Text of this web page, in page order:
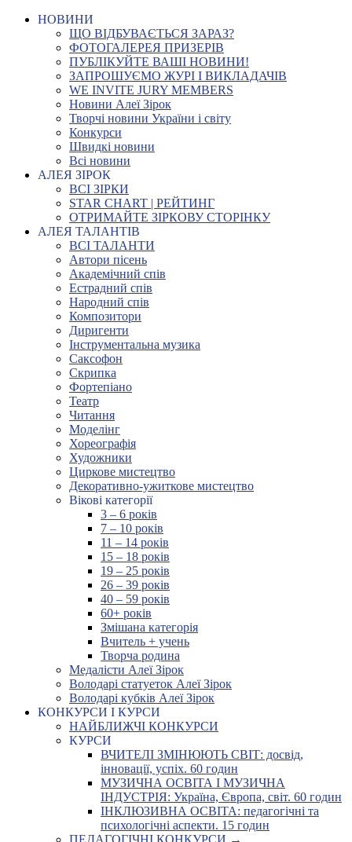
НОВИНИ
ЩО ВІДБУВАЄТЬСЯ ЗАРАЗ?
ФОТОГАЛЕРЕЯ ПРИЗЕРІВ
ПУБЛІКУЙТЕ ВАШІ НОВИНИ!
ЗАПРОШУЄМО ЖУРІ І ВИКЛАДАЧІВ
WE INVITE JURY MEMBERS
Новини Алеї Зірок
Творчі новини України і світу
Конкурси
Швидкі новини
Всі новини
АЛЕЯ ЗІРОК
ВСІ ЗІРКИ
STAR CHART | РЕЙТИНГ
ОТРИМАЙТЕ ЗІРКОВУ СТОРІНКУ
АЛЕЯ ТАЛАНТІВ
ВСІ ТАЛАНТИ
Автори пісень
Академічний спів
Естрадний спів
Народний спів
Композитори
Диригенти
Інструментальна музика
Саксофон
Скрипка
Фортепіано
Театр
Читання
Моделінг
Хореографія
Художники
Циркове мистецтво
Декоративно-ужиткове мистецтво
Вікові категорії
3 – 6 років
7 – 10 років
11 – 14 років
15 – 18 років
19 – 25 років
26 – 39 років
40 – 59 років
60+ років
Змішана категорія
Вчитель + учень
Творча родина
Медалісти Алеї Зірок
Володарі статуеток Алеї Зірок
Володарі кубків Алеї Зірок
КОНКУРСИ І КУРСИ
НАЙБЛИЖЧІ КОНКУРСИ
КУРСИ
ВЧИТЕЛІ ЗМІНЮЮТЬ СВІТ: досвід,
інновації, успіх. 60 годин
МУЗИЧНА ОСВІТА І МУЗИЧНА
ІНДУСТРІЯ: Україна, Європа, світ. 60 годин
ІНКЛЮЗИВНА ОСВІТА: педагогічні та
психологічні аспекти. 15 годин
ПЕДАГОГІЧНІ КОНКУРСИ →